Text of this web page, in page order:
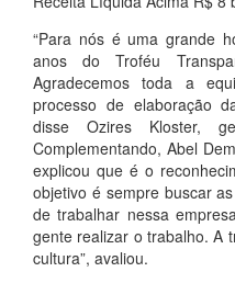
“Para nós é uma grande
anos do Troféu
Agradecemos toda a
processo de elaboração
disse Ozires Kloster,
Complementando, Abel
explicou que é o
objetivo é sempre buscar
de trabalhar nessa
gente realizar o trabalho. A
cultura”, avaliou.